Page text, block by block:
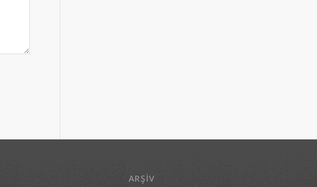
ARŞIV